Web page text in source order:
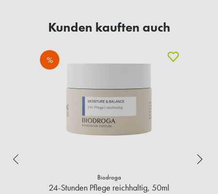
Kunden kauften auch
%
Biodroga
24-Stunden Pflege reichhaltig, 50ml